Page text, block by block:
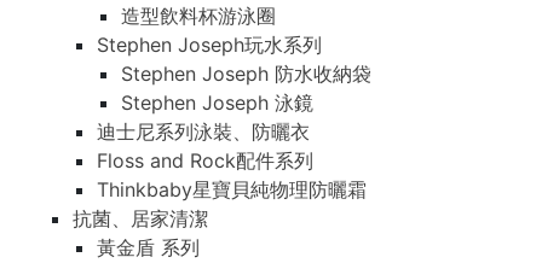
造型飲料杯游泳圈
Stephen Joseph玩水系列
Stephen Joseph 防水收納袋
Stephen Joseph 泳鏡
迪士尼系列泳裝、防曬衣
Floss and Rock配件系列
Thinkbaby星寶貝純物理防曬霜
抗菌、居家清潔
黃金盾 系列